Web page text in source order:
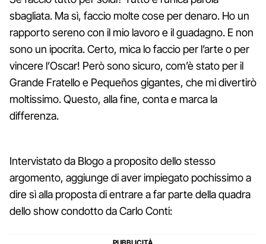
sbagliata. Ma sì, faccio molte cose per denaro. Ho un
rapporto sereno con il mio lavoro e il guadagno. E non
sono un ipocrita. Certo, mica lo faccio per l’arte o per
vincere l’Oscar! Però sono sicuro, com’è stato per il
Grande Fratello e Pequeños gigantes, che mi divertirò
moltissimo. Questo, alla fine, conta e marca la
differenza.
Intervistato da Blogo a proposito dello stesso
argomento, aggiunge di aver impiegato pochissimo a
dire sì alla proposta di entrare a far parte della quadra
dello show condotto da Carlo Conti: